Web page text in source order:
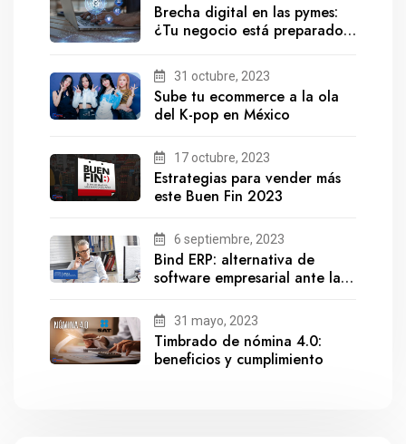
Brecha digital en las pymes:
¿Tu negocio está preparado
31 octubre, 2023
Sube tu ecommerce a la ola
del K-pop en México
17 octubre, 2023
Estrategias para vender más
este Buen Fin 2023
6 septiembre, 2023
Bind ERP: alternativa de
software empresarial ante la
31 mayo, 2023
Timbrado de nómina 4.0:
beneficios y cumplimiento